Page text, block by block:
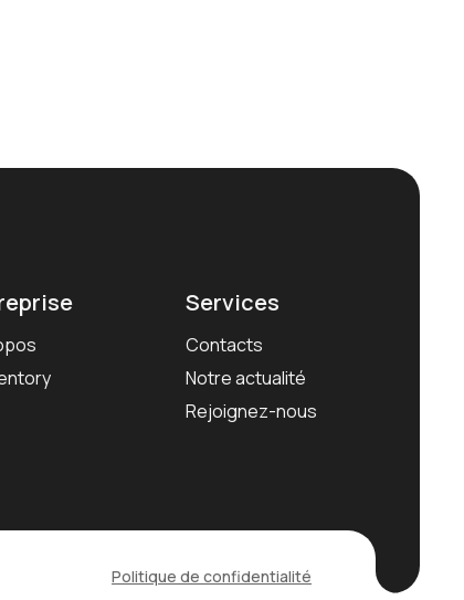
Services
Contacts
Notre actualité
Rejoignez-nous
Politique de confidentialité